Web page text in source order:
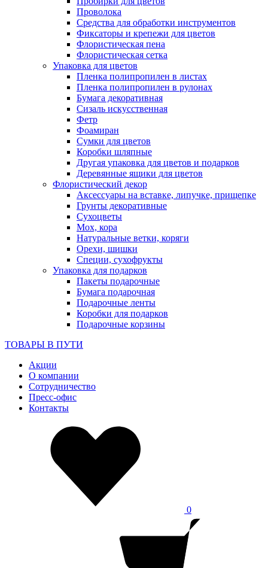
Проволока
Средства для обработки инструментов
Фиксаторы и крепежи для цветов
Флористическая пена
Флористическая сетка
Упаковка для цветов
Пленка полипропилен в листах
Пленка полипропилен в рулонах
Бумага декоративная
Сизаль искусственная
Фетр
Фоамиран
Сумки для цветов
Коробки шляпные
Другая упаковка для цветов и подарков
Деревянные ящики для цветов
Флористический декор
Аксессуары на вставке, липучке, прищепке
Грунты декоративные
Сухоцветы
Мох, кора
Натуральные ветки, коряги
Орехи, шишки
Специи, сухофрукты
Упаковка для подарков
Пакеты подарочные
Бумага подарочная
Подарочные ленты
Коробки для подарков
Подарочные корзины
ТОВАРЫ В ПУТИ
Акции
О компании
Сотрудничество
Пресс-офис
Контакты
0